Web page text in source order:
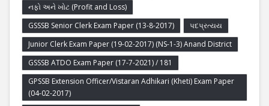
નફો અને ખોટ (Profit and Loss)
GSSSB Senior Clerk Exam Paper (13-8-2017)
પદપ્રત્યય
Junior Clerk Exam Paper (19-02-2017) (NS-1-3) Anand District
GSSSB ATDO Exam Paper (17-7-2021) / 181
GPSSB Extension Officer/Vistaran Adhikari (Kheti) Exam Paper
(04-02-2017)